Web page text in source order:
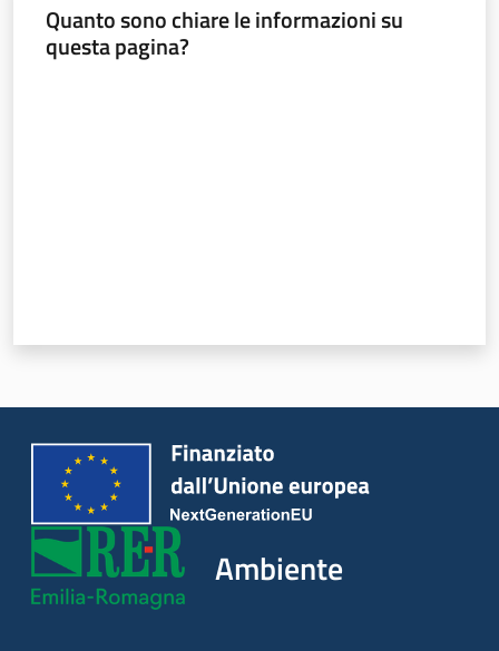
Argomenti
Quanto sono chiare le informazioni su
questa pagina?
Ambiente